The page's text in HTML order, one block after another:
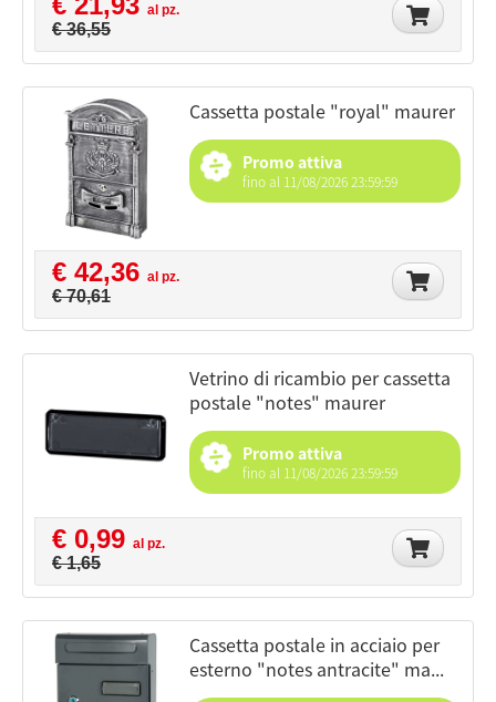
al pz.
€ 36,55
cassetta postale "royal" maurer
Promo attiva
fino al 11/08/2026 23:59:59
€ 42,36 al pz.
€ 70,61
vetrino di ricambio per cassetta
postale "notes" maurer
Promo attiva
fino al 11/08/2026 23:59:59
€ 0,99 al pz.
€ 1,65
cassetta postale in acciaio per
esterno "notes antracite" ma...